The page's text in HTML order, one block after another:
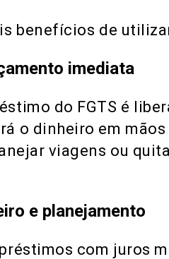
benefícios de
imediata
do FGTS é
o dinheiro em
viagens ou
e planejamento
com juros